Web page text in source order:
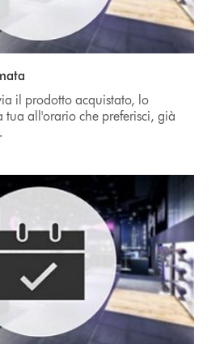
il prodotto acquistato, lo
tua all'orario che preferisci, già